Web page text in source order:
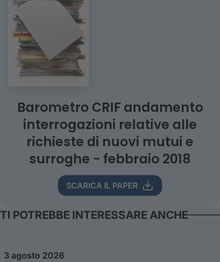
Barometro CRIF andamento
interrogazioni relative alle
richieste di nuovi mutui e
surroghe - febbraio 2018
SCARICA IL PAPER
TI POTREBBE INTERESSARE ANCHE
3 agosto 2026